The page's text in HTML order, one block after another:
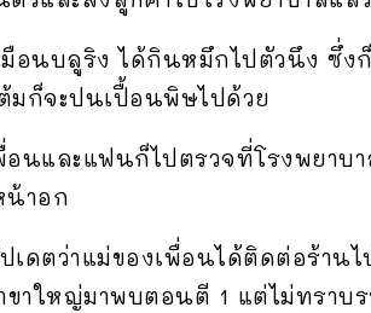
อนบลูริง ได้กินหมึกไปตัวนึง ซึ่ง
มก็จะปนเปื้อนพิษไปด้วย
และแฟนก็ไปตรวจที่โรงพยาบา
น้าอก
ตว่าแม่ของเพื่อนได้ติดต่อร้านไ
ใหญ่มาพบตอนตี 1 แต่ไม่ทราบร